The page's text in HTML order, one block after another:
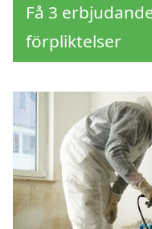
Få 3
förpliktelser